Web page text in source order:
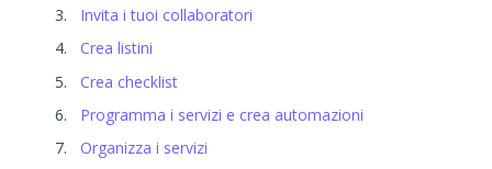
Invita i tuoi collaboratori
Crea listini
Crea checklist
Programma i servizi e crea automazioni
Organizza i servizi